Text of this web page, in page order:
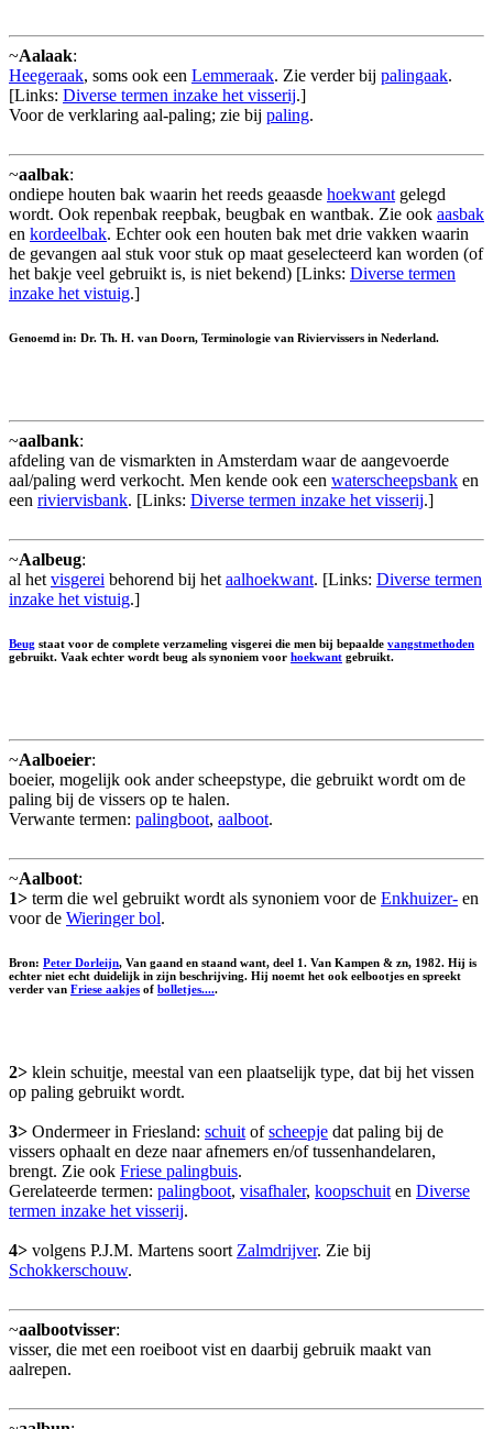
~Aalaak:
Heegeraak, soms ook een Lemmeraak. Zie verder bij palingaak.
[Links: Diverse termen inzake het visserij.]
Voor de verklaring aal-paling; zie bij paling.
~aalbak:
ondiepe houten bak waarin het reeds geaasde hoekwant gelegd
wordt. Ook repenbak reepbak, beugbak en wantbak. Zie ook aasbak
en kordeelbak. Echter ook een houten bak met drie vakken waarin
de gevangen aal stuk voor stuk op maat geselecteerd kan worden (of
het bakje veel gebruikt is, is niet bekend) [Links: Diverse termen
inzake het vistuig.]
Genoemd in: Dr. Th. H. van Doorn, Terminologie van Riviervissers in Nederland.
~aalbank:
afdeling van de vismarkten in Amsterdam waar de aangevoerde
aal/paling werd verkocht. Men kende ook een waterscheepsbank en
een riviervisbank. [Links: Diverse termen inzake het visserij.]
~Aalbeug:
al het visgerei behorend bij het aalhoekwant. [Links: Diverse termen
inzake het vistuig.]
Beug staat voor de complete verzameling visgerei die men bij bepaalde vangstmethoden
gebruikt. Vaak echter wordt beug als synoniem voor hoekwant gebruikt.
~Aalboeier:
boeier, mogelijk ook ander scheepstype, die gebruikt wordt om de
paling bij de vissers op te halen.
Verwante termen: palingboot, aalboot.
~Aalboot:
1> term die wel gebruikt wordt als synoniem voor de Enkhuizer- en
voor de Wieringer bol.
Bron: Peter Dorleijn, Van gaand en staand want, deel 1. Van Kampen & zn, 1982. Hij is
echter niet echt duidelijk in zijn beschrijving. Hij noemt het ook eelbootjes en spreekt
verder van Friese aakjes of bolletjes.....
2> klein schuitje, meestal van een plaatselijk type, dat bij het vissen
op paling gebruikt wordt.
3> Ondermeer in Friesland: schuit ofscheepje dat paling bij de
vissers ophaalt en deze naar afnemers en/of tussenhandelaren,
brengt. Zie ook Friese palingbuis.
Gerelateerde termen: palingboot, visafhaler, koopschuit en Diverse
termen inzake het visserij.
4> volgens P.J.M. Martens soort Zalmdrijver. Zie bij
Schokkerschouw.
~aalbootvisser:
visser, die met een roeiboot vist en daarbij gebruik maakt van
aalrepen.